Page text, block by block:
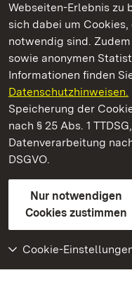
Webseiten-Erlebnis zu
sich dabei um
notwendig sind.
sowie anonymen
Informationen finden
Datenschutzhinweisen.
Speicherung der
nach § 25 Abs. 1
Datenverarbeitung
DSGVO.
Nur notwendigen
Cookies zustimmen
Cookie-
Kommen. Staunen.
Staatliche Schlösser und
Staatliche Schlösser
Kontakt
Gebärdensprache
Erklärung zur
BITV-konform (geprüfte
Weiteres